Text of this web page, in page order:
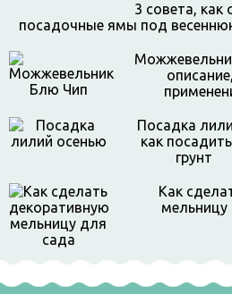
3 совета, как
посадочные ямы под
Посадка
как
грунт
Как
мельницу